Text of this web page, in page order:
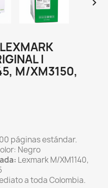

|
M/XM3150,
páginas estándar.
Negro
Lexmark M/XM1140,
a toda Colombia.